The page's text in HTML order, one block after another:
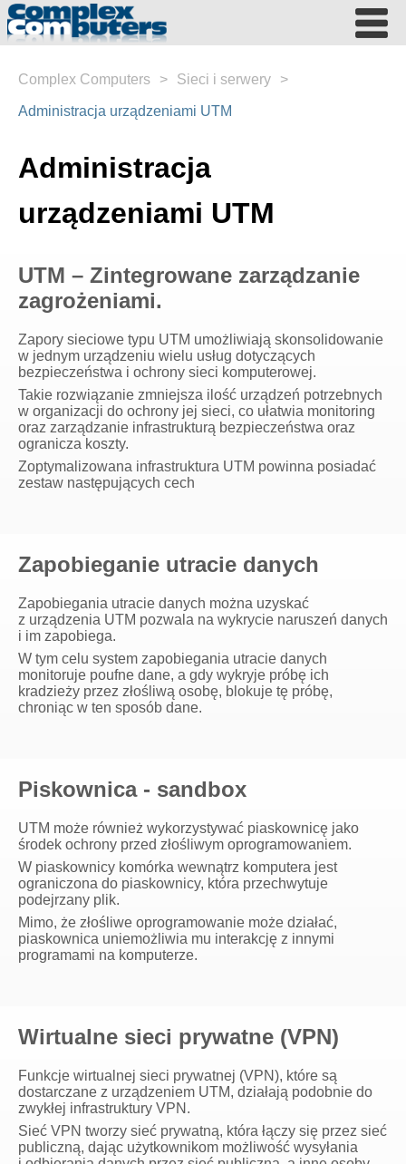
Complex Computers > Sieci i serwery >
Administracja urządzeniami UTM
Administracja
urządzeniami UTM
UTM – Zintegrowane zarządzanie
zagrożeniami.
Zapory sieciowe typu UTM umożliwiają skonsolidowanie
w jednym urządzeniu wielu usług dotyczących
bezpieczeństwa i ochrony sieci komputerowej.
Takie rozwiązanie zmniejsza ilość urządzeń potrzebnych
w organizacji do ochrony jej sieci, co ułatwia monitoring
oraz zarządzanie infrastrukturą bezpieczeństwa oraz
ogranicza koszty.
Zoptymalizowana infrastruktura UTM powinna posiadać
zestaw następujących cech
Zapobieganie utracie danych
Zapobiegania utracie danych można uzyskać
z urządzenia UTM pozwala na wykrycie naruszeń danych
i im zapobiega.
W tym celu system zapobiegania utracie danych
monitoruje poufne dane, a gdy wykryje próbę ich
kradzieży przez złośliwą osobę, blokuje tę próbę,
chroniąc w ten sposób dane.
Piskownica - sandbox
UTM może również wykorzystywać piaskownicę jako
środek ochrony przed złośliwym oprogramowaniem.
W piaskownicy komórka wewnątrz komputera jest
ograniczona do piaskownicy, która przechwytuje
podejrzany plik.
Mimo, że złośliwe oprogramowanie może działać,
piaskownica uniemożliwia mu interakcję z innymi
programami na komputerze.
Wirtualne sieci prywatne (VPN)
Funkcje wirtualnej sieci prywatnej (VPN), które są
dostarczane z urządzeniem UTM, działają podobnie do
zwykłej infrastruktury VPN.
Sieć VPN tworzy sieć prywatną, która łączy się przez sieć
publiczną, dając użytkownikom możliwość wysyłania